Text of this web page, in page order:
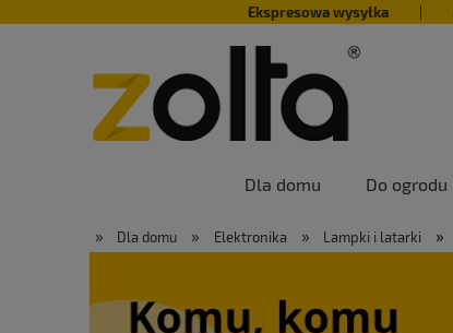
Ekspresowa wysyłka
Dla domu Do ogrodu
» Dla domu » Elektronika » Lampki i latarki »